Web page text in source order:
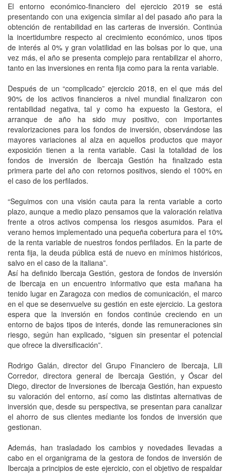
El entorno económico-financiero del ejercicio 2019 se está
presentando con una exigencia similar al del pasado año para la
obtención de rentabilidad en las carteras de inversión. Continúa
la incertidumbre respecto al crecimiento económico, unos tipos
de interés al 0% y gran volatilidad en las bolsas por lo que, una
vez más, el año se presenta complejo para rentabilizar el ahorro,
tanto en las inversiones en renta fija como para la renta variable.
Después de un “complicado” ejercicio 2018, en el que más del
90% de los activos financieros a nivel mundial finalizaron con
rentabilidad negativa, tal y como ha expuesto la Gestora, el
arranque de año ha sido muy positivo, con importantes
revalorizaciones para los fondos de inversión, observándose las
mayores variaciones al alza en aquellos productos que mayor
exposición tienen a la renta variable. Casi la totalidad de los
fondos de inversión de Ibercaja Gestión ha finalizado esta
primera parte del año con retornos positivos, siendo el 100% en
el caso de los perfilados.
“Seguimos con una visión cauta para la renta variable a corto
plazo, aunque a medio plazo pensamos que la valoración relativa
frente a otros activos compensa los riesgos asumidos. Para el
verano hemos implementado una pequeña cobertura para el 10%
de la renta variable de nuestros fondos perfilados. En la parte de
renta fija, la deuda pública está de nuevo en mínimos históricos,
salvo en el caso de la italiana”.
Así ha definido Ibercaja Gestión, gestora de fondos de inversión
de Ibercaja en un encuentro informativo que esta mañana ha
tenido lugar en Zaragoza con medios de comunicación, el marco
en el que se desenvuelve su gestión en este ejercicio. La gestora
espera que la inversión en fondos continúe creciendo en un
entorno de bajos tipos de interés, donde las remuneraciones sin
riesgo, según han explicado, “siguen sin presentar el potencial
que ofrece la diversificación”.
Rodrigo Galán, director del Grupo Financiero de Ibercaja, Lili
Corredor, directora general de Ibercaja Gestión, y Óscar del
Diego, director de Inversiones de Ibercaja Gestión, han expuesto
su valoración del entorno, así como las distintas alternativas de
inversión que, desde su perspectiva, se presentan para canalizar
el ahorro de sus clientes mediante los fondos de inversión que
gestionan.
Además, han trasladado los cambios y novedades llevadas a
cabo en el organigrama de la gestora de fondos de inversión de
Ibercaja a principios de este ejercicio, con el objetivo de respaldar